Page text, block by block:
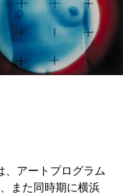
、アートプログラム
また同時期に横浜